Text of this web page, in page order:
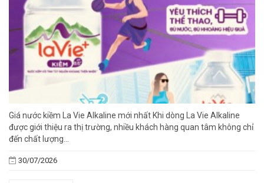
Giá nước kiềm La Vie Alkaline mới nhất Khi dòng La Vie Alkaline
được giới thiệu ra thị trường, nhiều khách hàng quan tâm không chỉ
đến chất lượng...
30/07/2026